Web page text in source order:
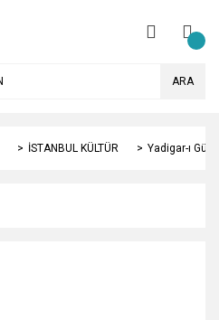
ARA
İSTANBUL KÜLTÜR Yadigar-ı